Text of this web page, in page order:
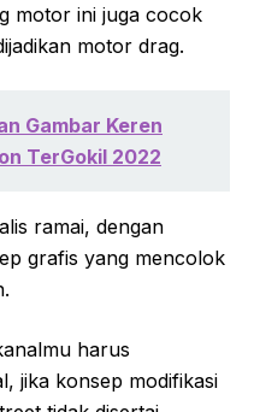
motor ini juga cocok
motor drag.
Gambar Keren
TerGokil 2022
ramai, dengan
grafis yang mencolok
harus
jika konsep modifikasi